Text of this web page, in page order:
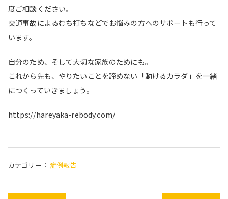
度ご相談ください。
交通事故によるむち打ちなどでお悩みの方へのサポートも行って
います。
自分のため、そして大切な家族のためにも。
これから先も、やりたいことを諦めない「動けるカラダ」を一緒
につくっていきましょう。
https://hareyaka-rebody.com/
カテゴリー： 症例報告